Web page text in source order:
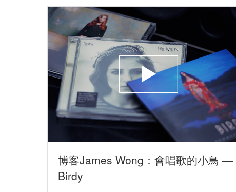
博客James Wong：會唱歌的小鳥 —
Birdy